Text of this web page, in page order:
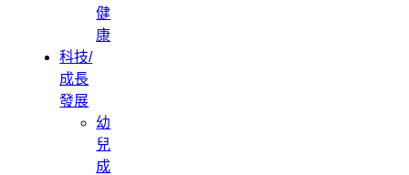
健
康
科技/
成長
發展
幼
兒
成